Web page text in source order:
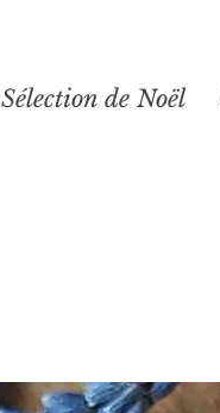
Sélection de Noël